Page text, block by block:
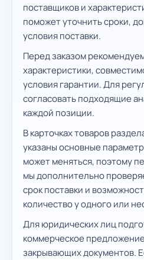
поставщиков и
поможет уточнить сроки,
условия поставки.
Перед заказом
характеристики,
условия гарантии. Для
согласовать подходящие
каждой позиции.
В карточках товаров
указаны основные
может меняться, поэтому
мы дополнительно
срок поставки и
количество у одного или
Для юридических лиц
коммерческое
закрывающих документов.